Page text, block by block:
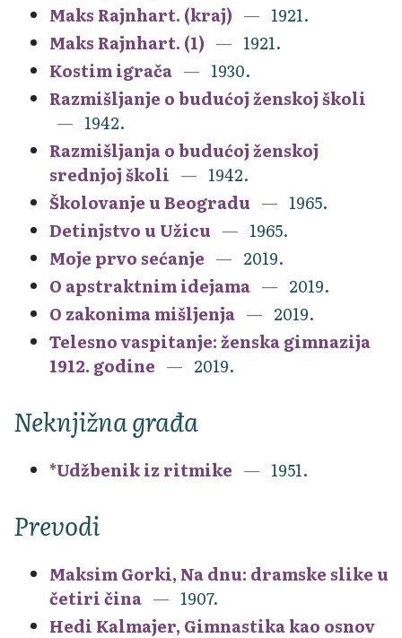
Maks Rajnhart. (kraj)
1921.
Maks Rajnhart. (1)
1921.
Kostim igrača
1930.
Razmišljanje o budućoj ženskoj školi
1942.
Razmišljanja o budućoj ženskoj
srednjoj školi
1942.
Školovanje u Beogradu
1965.
Detinjstvo u Užicu
1965.
Moje prvo sećanje
2019.
O apstraktnim idejama
2019.
O zakonima mišljenja
2019.
Telesno vaspitanje: ženska gimnazija
1912. godine
2019.
Neknjižna građa
*Udžbenik iz ritmike 1951.
Prevodi
Maksim Gorki, Na dnu: dramske slike u
četiri čina
1907.
Hedi Kalmajer, Gimnastika kao osnov